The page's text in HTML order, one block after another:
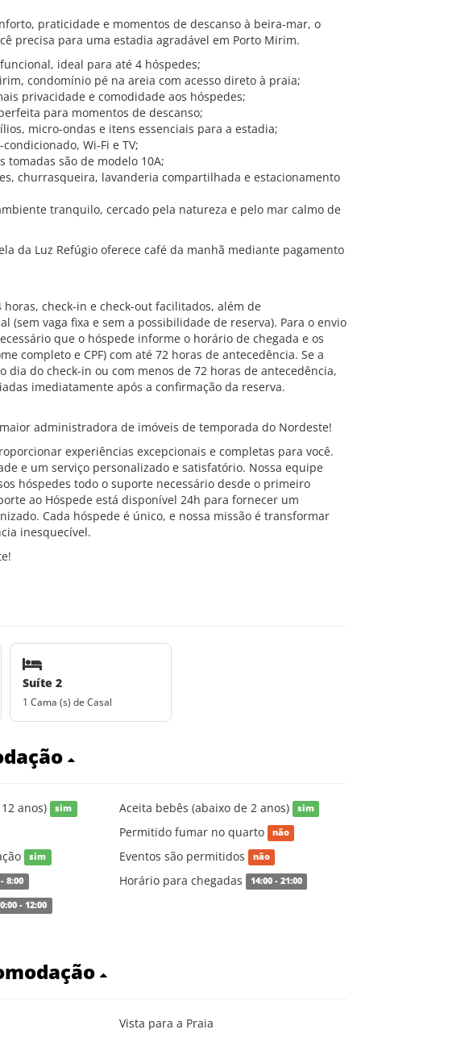
praticidade e momentos de descanso à beira-mar, o
precisa para uma estadia agradável em Porto Mirim.
ideal para até 4 hóspedes;
condomínio pé na areia com acesso direto à praia;
privacidade e comodidade aos hóspedes;
para momentos de descanso;
micro-ondas e itens essenciais para a estadia;
Wi-Fi e TV;
tomadas são de modelo 10A;
churrasqueira, lavanderia compartilhada e estacionamento
tranquilo, cercado pela natureza e pelo mar calmo de
da Luz Refúgio oferece café da manhã mediante pagamento
horas, check-in e check-out facilitados, além de
(sem vaga fixa e sem a possibilidade de reserva). Para o envio
que o hóspede informe o horário de chegada e os
completo e CPF) com até 72 horas de antecedência. Se a
dia do check-in ou com menos de 72 horas de antecedência,
imediatamente após a confirmação da reserva.
administradora de imóveis de temporada do Nordeste!
experiências excepcionais e completas para você.
e um serviço personalizado e satisfatório. Nossa equipe
hóspedes todo o suporte necessário desde o primeiro
ao Hóspede está disponível 24h para fornecer um
Cada hóspede é único, e nossa missão é transformar
inesquecível.
Suíte 2
1 Cama (s) de Casal
anos) sim Aceita bebês (abaixo de 2 anos) sim
Permitido fumar no quarto não
sim Eventos são permitidos não
8:00 Horário para chegadas 14:00 - 21:00
- 12:00
Vista para a Praia